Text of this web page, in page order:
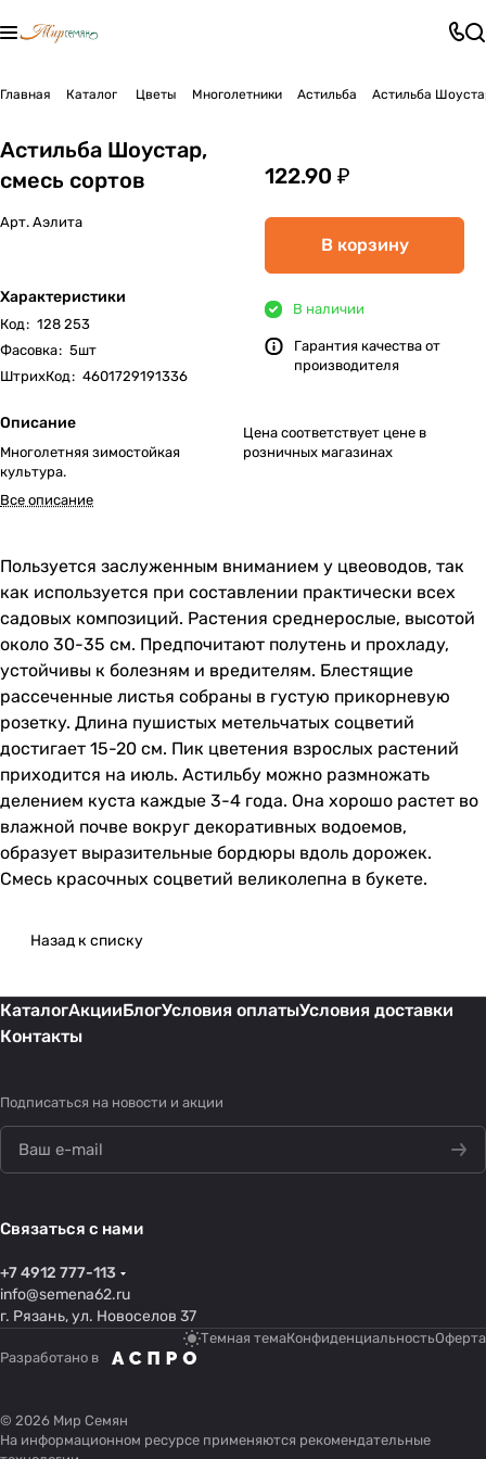
Главная Каталог Цветы Многолетники Астильба Астильба
Астильба Шоустар,
смесь сортов
Арт. Аэлита
Характеристики
Код: 128 253
Фасовка: 5шт
ШтрихКод: 4601729191336
Описание
Многолетняя зимостойкая
культура.
Все описание
122.90 ₽
В корзину
В наличии
Гарантия качества от
производителя
Цена соответствует цене в
розничных магазинах
Пользуется заслуженным вниманием у цвеоводов, так
как используется при составлении практически всех
садовых композиций. Растения среднерослые, высотой
около 30-35 см. Предпочитают полутень и прохладу,
устойчивы к болезням и вредителям. Блестящие
рассеченные листья собраны в густую прикорневую
розетку. Длина пушистых метельчатых соцветий
достигает 15-20 см. Пик цветения взрослых растений
приходится на июль. Астильбу можно размножать
делением куста каждые 3-4 года. Она хорошо растет во
влажной почве вокруг декоративных водоемов,
образует выразительные бордюры вдоль дорожек.
Смесь красочных соцветий великолепна в букете.
Назад к списку
КаталогАкцииБлогУсловия оплатыУсловия доставки
Контакты
Подписаться на новости и акции
Связаться с нами
+7 4912 777-113
info@semena62.ru
г. Рязань, ул. Новоселов 37
Темная темаКонфиденциальностьОферта
Разработано в
© 2026 Мир Семян
На информационном ресурсе применяются рекомендательные